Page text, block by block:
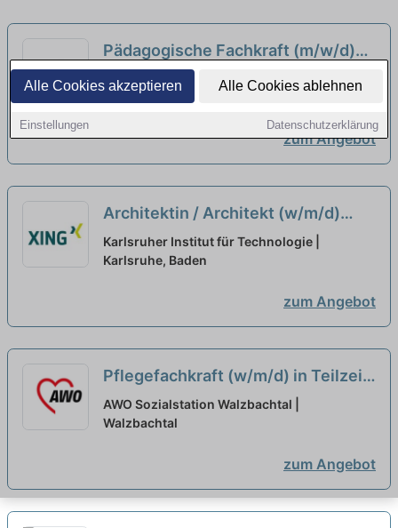
Alle Cookies akzeptieren Alle Cookies ablehnen
Einstellungen Datenschutzerklärung
Pädagogische Fachkraft (m/w/d)
Ab sofort in Voll- oder Teilzeit in
Bad-Wildbad
Evang. Kirchengemeinde Obere Enz | Bad
Wildbad - Wildbad
zum Angebot
Architektin / Architekt (w/m/d)
Entwicklungsplanung (70%
Teilzeit) neu
Karlsruher Institut für Technologie |
Karlsruhe, Baden
zum Angebot
Pflegefachkraft (w/m/d) in Teilzeit
- Werde Teil von uns! neu
AWO Sozialstation Walzbachtal |
Walzbachtal
zum Angebot